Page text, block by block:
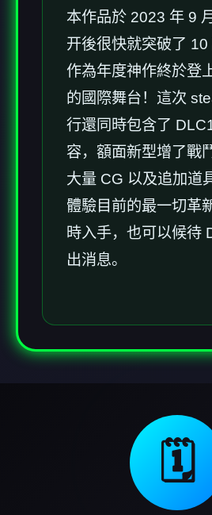
本作品於 2023 年 9
开後很快就突破了 10
作為年度神作終於登
的國際舞台！這次
行還同時包含了
容，額面新型增了戰
大量 CG 以及追加道
體驗目前的最一切革
時入手，也可以候待
出消息。
🗓️